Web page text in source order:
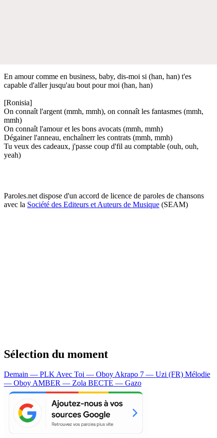
En amour comme en business, baby, dis-moi si (han, han) t'es
capable d'aller jusqu'au bout pour moi (han, han)
[Ronisia]
On connaît l'argent (mmh, mmh), on connaît les fantasmes (mmh,
mmh)
On connaît l'amour et les bons avocats (mmh, mmh)
Dégainer l'anneau, enchaînerr les contrats (mmh, mmh)
Tu veux des cadeaux, j'passe coup d'fil au comptable (ouh, ouh,
yeah)
Paroles.net dispose d'un accord de licence de paroles de chansons
avec la Société des Editeurs et Auteurs de Musique (SEAM)
Sélection du moment
Demain — PLKAvec Toi — OboyAkrapo 7 — Uzi (FR) Mélodie
— OboyAMBER — Zola BECTE — Gazo